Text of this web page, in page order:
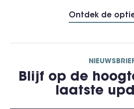
Ontdek de
Blijf op de
laatste